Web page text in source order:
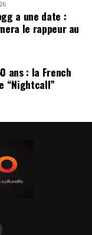
a une date :
le rappeur au
ans : la French
“Nightcall”